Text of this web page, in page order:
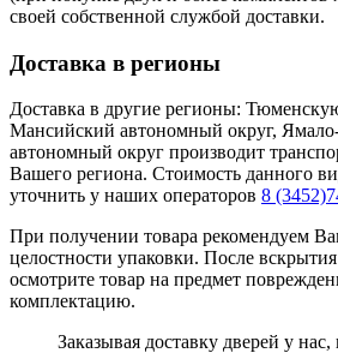
своей собственной службой доставки.
Доставка в регионы
Доставка в другие регионы:
Мансийский автономный округ,
автономный округ производит
Вашего региона. Стоимость данного
уточнить у наших операторов 8
При получении товара рекомендуем
целостности упаковки. После
осмотрите товар на предмет
комплектацию.
Заказывая доставку дверей у